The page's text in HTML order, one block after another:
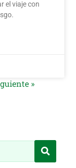
el viaje con
»